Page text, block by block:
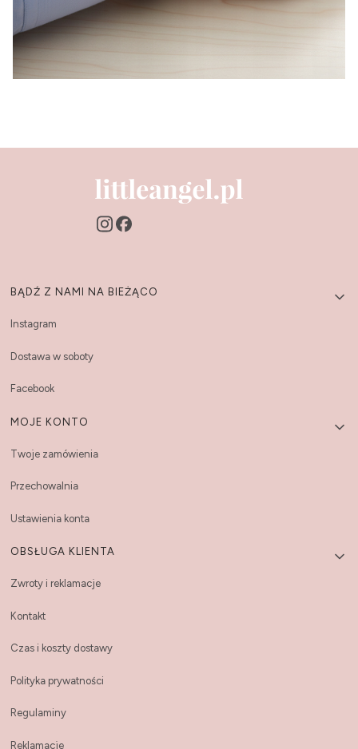
Linki w stopce
BĄDŹ Z NAMI NA BIEŻĄCO
Instagram
Dostawa w soboty
Facebook
MOJE KONTO
Twoje zamówienia
Przechowalnia
Ustawienia konta
OBSŁUGA KLIENTA
Zwroty i reklamacje
Kontakt
Czas i koszty dostawy
Polityka prywatności
Regulaminy
Reklamacje